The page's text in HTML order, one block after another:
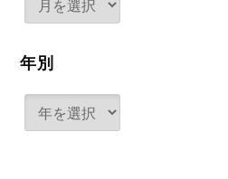
年別